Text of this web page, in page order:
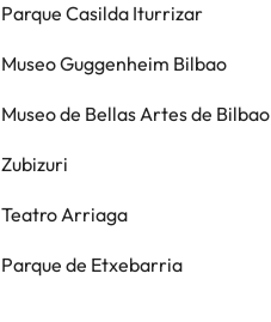
Parque Casilda Iturrizar
Museo Guggenheim Bilbao
Museo de Bellas Artes de Bilbao
Zubizuri
Teatro Arriaga
Parque de Etxebarria